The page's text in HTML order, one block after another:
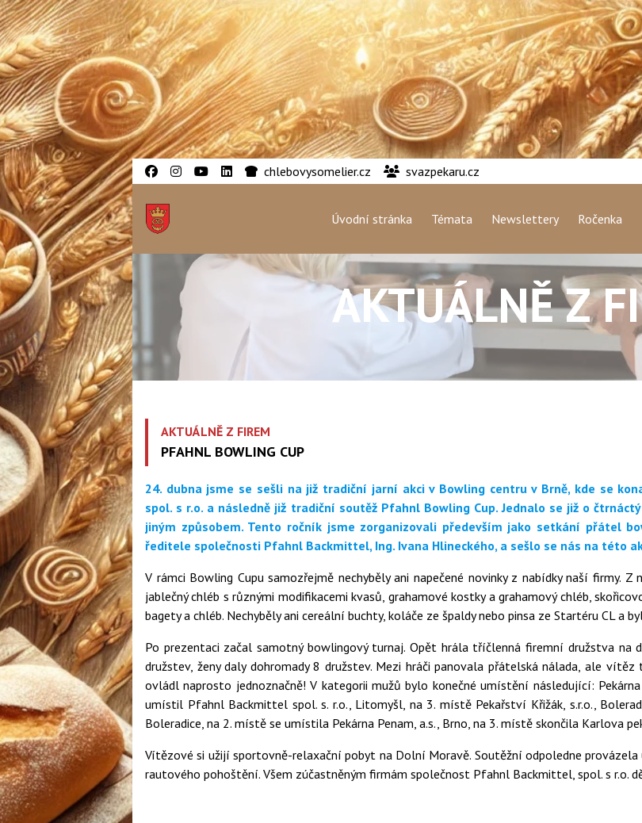
chlebovysomelier.cz svazpekaru.cz
Úvodní stránka Témata Newslettery Ročenka
AKTUÁLNĚ Z
AKTUÁLNĚ Z FIREM
PFAHNL BOWLING CUP
24. dubna jsme se sešli na již tradiční jarní akci v Bowling centru v Brně, kde se
spol. s r.o. a následně již tradiční soutěž Pfahnl Bowling Cup. Jednalo se již o
jiným způsobem. Tento ročník jsme zorganizovali především jako setkání přátel
ředitele společnosti Pfahnl Backmittel, Ing. Ivana Hlineckého, a sešlo se nás na této
V rámci Bowling Cupu samozřejmě nechyběly ani napečené novinky z nabídky naší firmy.
jablečný chléb s různými modifikacemi kvasů, grahamové kostky a grahamový chléb,
bagety a chléb. Nechyběly ani cereální buchty, koláče ze špaldy nebo pinsa ze Startéru CL a
Po prezentaci začal samotný bowlingový turnaj. Opět hrála tříčlenná firemní družstva na
družstev, ženy daly dohromady 8 družstev. Mezi hráči panovala přátelská nálada, ale
ovládl naprosto jednoznačně! V kategorii mužů bylo konečné umístění následující:
umístil Pfahnl Backmittel spol. s. r.o., Litomyšl, na 3. místě Pekařství Křižák, s.r.o.,
Boleradice, na 2. místě se umístila Pekárna Penam, a.s., Brno, na 3. místě skončila Karlova
Vítězové si užijí sportovně-relaxační pobyt na Dolní Moravě. Soutěžní odpoledne
rautového pohoštění. Všem zúčastněným firmám společnost Pfahnl Backmittel, spol. s r.o.